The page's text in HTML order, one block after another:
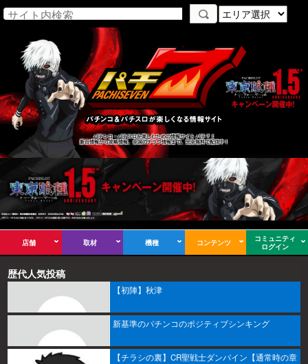
パチンコ・パチスロを楽しむための情報サイト パチ７！
新台情報から攻略情報、全国のチラシ情報まで、完全無料で配信中！
店舗 取材 機種 コンテンツ
コミュニティ
ログイン
歴代人気投稿
【初陣】秋津
新基準のパチンコのポジティブシンキング
【チラシの裏】CR聖戦士ダンバイン【通常時の章